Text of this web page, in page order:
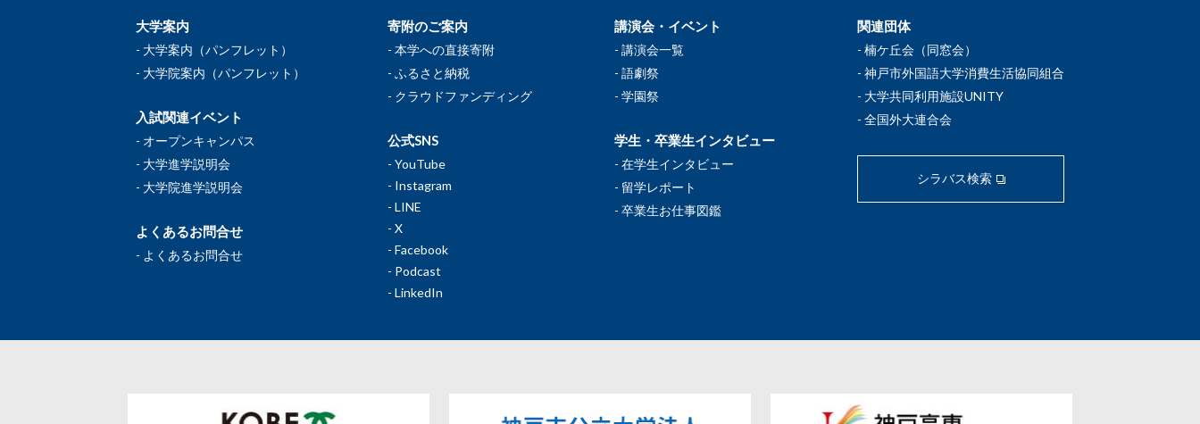
大学案内
大学案内（パンフレット）
大学院案内（パンフレット）
入試関連イベント
オープンキャンパス
大学進学説明会
大学院進学説明会
よくあるお問合せ
よくあるお問合せ
寄附のご案内
本学への直接寄附
ふるさと納税
クラウドファンディング
公式SNS
YouTube
Instagram
LINE
X
Facebook
Podcast
LinkedIn
講演会・イベント
講演会一覧
語劇祭
学園祭
学生・卒業生インタビュー
在学生インタビュー
留学レポート
卒業生お仕事図鑑
関連団体
楠ケ丘会（同窓会）
神戸市外国語大学消費生活協同組合
大学共同利用施設UNITY
全国外大連合会
シラバス検索